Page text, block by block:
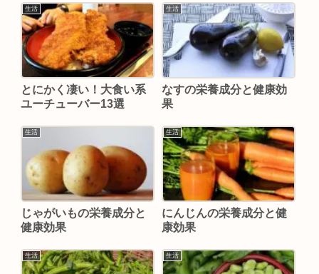
生活
とにかく凄い！大食い系
ユーチューバー13選
生活
なすの栄養成分と健康効
果
生活
じゃがいもの栄養成分と
健康効果
生活
にんじんの栄養成分と健
康効果
生活 生活